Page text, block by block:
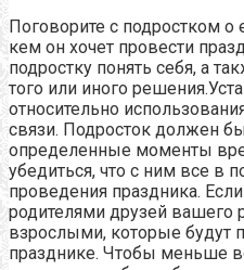
Поговорите с подростком о
кем он хочет провести
подростку понять себя, а
того или иного
относительно
связи. Подросток должен
определенные моменты
убедиться, что с ним все в
проведения праздника.
родителями друзей вашего
взрослыми, которые будут
празднике. Чтобы меньше